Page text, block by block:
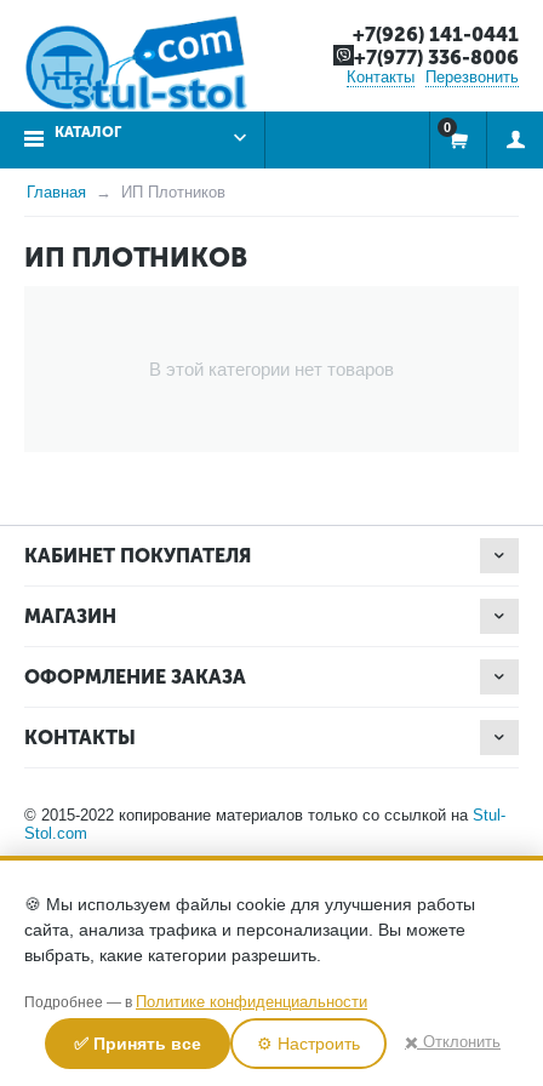
+7(926) 141-0441
+7(977) 336-8006
Контакты Перезвонить
КАТАЛОГ 0
Главная ИП Плотников
ИП ПЛОТНИКОВ
В этой категории нет товаров
КАБИНЕТ ПОКУПАТЕЛЯ
МАГАЗИН
ОФОРМЛЕНИЕ ЗАКАЗА
КОНТАКТЫ
© 2015-2022 копирование материалов только со ссылкой на Stul-
Stol.com
Обращаем ваше внимание на то, что данный интернет-сайт носит
исключительно информационный характер и ни при каких
условиях не является публичной офертой, определяемой
положениями Статьи 437 (2) Гражданского кодекса Российской
Федерации. Для получения подробной информации о наличии и
менеджерам компании по телефону.
Политика конфиденциальности хранение и защита персональных
данных
согласие на обработку персональных данных
🍪 Мы используем файлы cookie для улучшения работы
сайта, анализа трафика и персонализации. Вы можете
выбрать, какие категории разрешить.
Подробнее — в Политике конфиденциальности
✅ Принять все ⚙️ Настроить ✖️ Отклонить